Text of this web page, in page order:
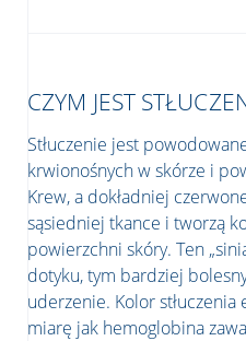
CZYM JEST
Stłuczenie jest
krwionośnych w skórze i
Krew, a dokładniej
sąsiedniej tkance i tworzą
powierzchni skóry. Ten
dotyku, tym bardziej
uderzenie. Kolor
miarę jak hemoglobina